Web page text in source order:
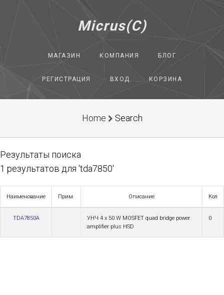
Micrus(C)
МАГАЗИН КОМПАНИЯ БЛОГ
РЕГИСТРАЦИЯ ВХОД КОРЗИНА
Home Search
Результаты поиска
1 результатов для 'tda7850'
Наименование Прим. Описание Кол
TDA7850A
УНЧ 4 x 50 W MOSFET quad bridge power
amplifier plus HSD
0